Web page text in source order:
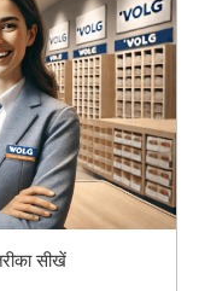
सीखें